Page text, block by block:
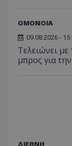
ΟΜΟΝΟΙΑ
09.08.2026 -
Τελειώνει με
μπρος για
ΔΙΕΘΝΗ